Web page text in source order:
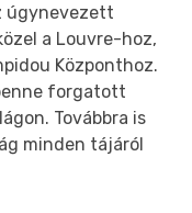
úgynevezett
a Louvre-hoz,
Központhoz.
forgatott
Továbbra is
minden tájáról